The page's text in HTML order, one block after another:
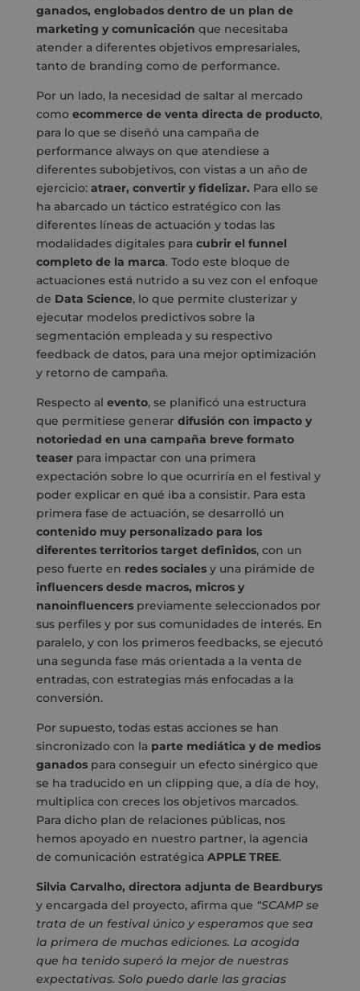
ganados, englobados dentro de un plan de
marketing y comunicación que necesitaba
atender a diferentes objetivos empresariales,
tanto de branding como de performance.
Por un lado, la necesidad de saltar al mercado
como ecommerce de venta directa de producto,
para lo que se diseñó una campaña de
performance always on que atendiese a
diferentes subobjetivos, con vistas a un año de
ejercicio: atraer, convertir y fidelizar. Para ello se
ha abarcado un táctico estratégico con las
diferentes líneas de actuación y todas las
modalidades digitales para cubrir el funnel
completo de la marca. Todo este bloque de
actuaciones está nutrido a su vez con el enfoque
de Data Science, lo que permite clusterizar y
ejecutar modelos predictivos sobre la
segmentación empleada y su respectivo
feedback de datos, para una mejor optimización
y retorno de campaña.
Respecto al evento, se planificó una estructura
que permitiese generar difusión con impacto y
notoriedad en una campaña breve formato
teaserpara impactar con una primera
expectación sobre lo que ocurriría en el festival y
poder explicar en qué iba a consistir. Para esta
primera fase de actuación, se desarrolló un
contenido muy personalizado para los
diferentes territorios target definidos, con un
peso fuerte en redes socialesy una pirámide de
influencers desde macros, micros y
nanoinfluencerspreviamente seleccionados por
sus perfiles y por sus comunidades de interés. En
paralelo, y con los primeros feedbacks, se ejecutó
una segunda fase más orientada a la venta de
entradas, con estrategias más enfocadas a la
conversión.
Por supuesto, todas estas acciones se han
sincronizado con la parte mediática y de medios
ganadospara conseguir un efecto sinérgico que
se ha traducido en un clipping que, a día de hoy,
multiplica con creces los objetivos marcados.
Para dicho plan de relaciones públicas, nos
hemos apoyado en nuestro partner, la agencia
de comunicación estratégica APPLE TREE.
Silvia Carvalho, directora adjunta de Beardburys
y encargada del proyecto, afirma que “SCAMP se
trata de un festival único y esperamos que sea
la primera de muchas ediciones. La acogida
que ha tenido superó la mejor de nuestras
expectativas. Solo puedo darle las gracias